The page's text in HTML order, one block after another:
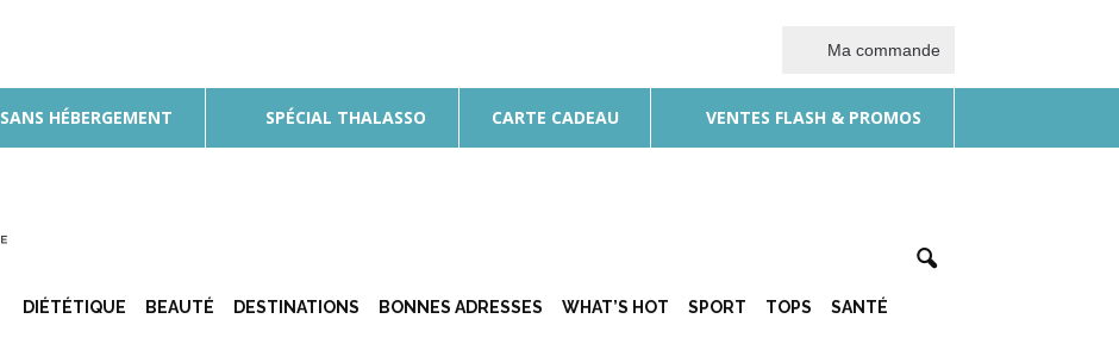
Ma commande
SANS HÉBERGEMENT SPÉCIAL THALASSO CARTE CADEAU VENTES FLASH & PROMOS
Bulle
DIÉTÉTIQUE BEAUTÉ DESTINATIONS BONNES ADRESSES WHAT’S HOT SPORT TOPS SANTÉ